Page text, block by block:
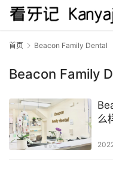
首页 Beacon Family Dental
Beacon Family
么